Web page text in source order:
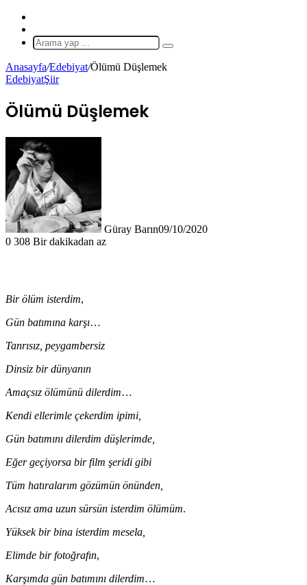
Makale
Arama
Anasayfa/Edebiyat/Ölümü Düşlemek
EdebiyatŞiir
Ölümü Düşlemek
Güray Barın09/10/2020
0 308 Bir dakikadan az
Bir ölüm isterdim,
Gün batımına karşı…
Tanrısız, peygambersiz
Dinsiz bir dünyanın
Amaçsız ölümünü dilerdim…
Kendi ellerimle çekerdim ipimi,
Gün batımını dilerdim düşlerimde,
Eğer geçiyorsa bir film şeridi gibi
Tüm hatıralarım gözümün önünden,
Acısız ama uzun sürsün isterdim ölümüm.
Yüksek bir bina isterdim mesela,
Elimde bir fotoğrafın,
Karşımda gün batımını dilerdim…